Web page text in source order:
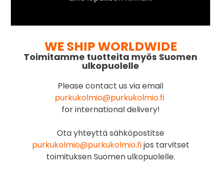
WE SHIP WORLDWIDE
Toimitamme tuotteita myös Suomen
ulkopuolelle
Please contact us via email
purkukolmio@purkukolmio.fi
for international delivery!
Ota yhteyttä sähköpostitse
purkukolmio@purkukolmio.fijos tarvitset
toimituksen Suomen ulkopuolelle.